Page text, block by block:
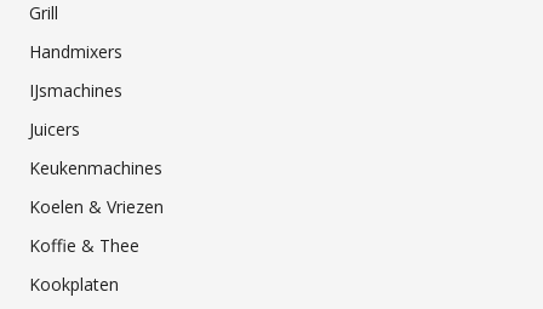
Grill
Handmixers
IJsmachines
Juicers
Keukenmachines
Koelen & Vriezen
Koffie & Thee
Kookplaten